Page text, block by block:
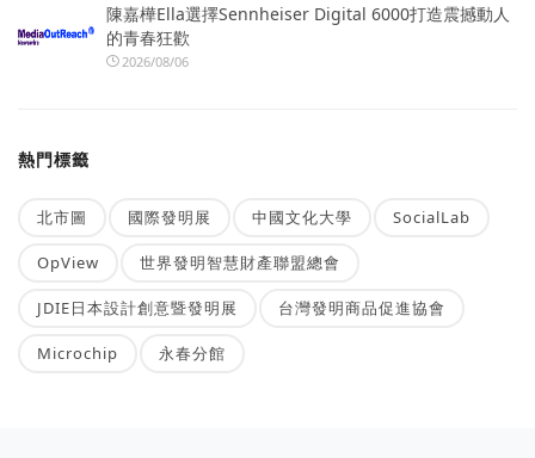
陳嘉樺Ella選擇Sennheiser Digital 6000打造震撼動人
的青春狂歡
2026/08/06
熱門標籤
北市圖 國際發明展 中國文化大學 SocialLab
OpView 世界發明智慧財產聯盟總會
JDIE日本設計創意暨發明展 台灣發明商品促進協會
Microchip 永春分館